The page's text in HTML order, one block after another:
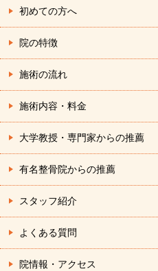
初めての方へ
院の特徴
施術の流れ
施術内容・料金
大学教授・専門家からの推薦
有名整骨院からの推薦
スタッフ紹介
よくある質問
院情報・アクセス